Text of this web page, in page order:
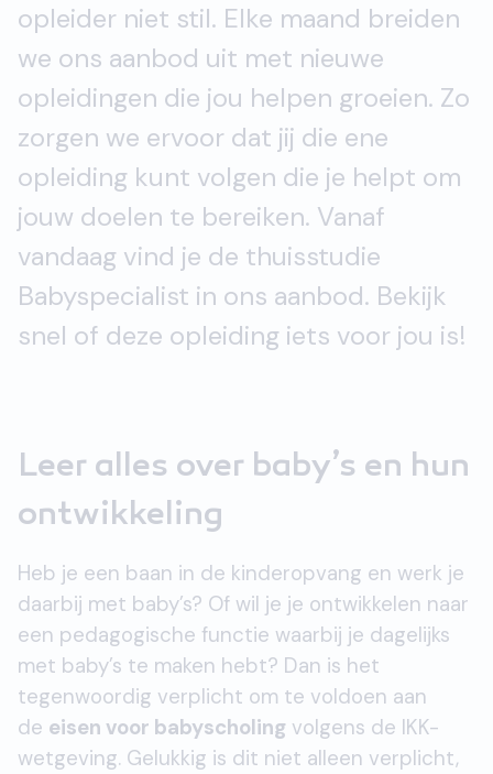
opleider niet stil. Elke maand breiden
we ons aanbod uit met nieuwe
opleidingen die jou helpen groeien. Zo
zorgen we ervoor dat jij die ene
opleiding kunt volgen die je helpt om
jouw doelen te bereiken. Vanaf
vandaag vind je de thuisstudie
Babyspecialist in ons aanbod. Bekijk
snel of deze opleiding iets voor jou is!
Leer alles over baby’s en hun
ontwikkeling
Heb je een baan in de kinderopvang en werk je
daarbij met baby’s? Of wil je je ontwikkelen naar
een pedagogische functie waarbij je dagelijks
met baby’s te maken hebt? Dan is het
tegenwoordig verplicht om te voldoen aan
de eisen voor babyscholing volgens de IKK-
wetgeving. Gelukkig is dit niet alleen verplicht,